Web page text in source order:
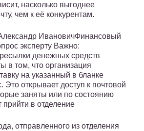
насколько выгоднее
чем к её конкурентам.
ИвановичФинансовый
эксперту Важно:
денежных средств
в том, что организация
на указанный в бланке
Это открывает доступ к почтовой
заняты или по состоянию
прийти в отделение
отправленного из отделения